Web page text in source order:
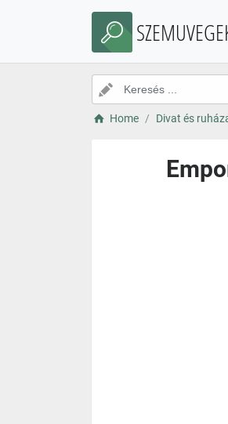
Home Divat és